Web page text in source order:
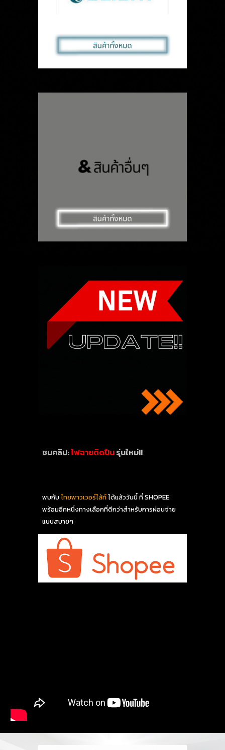
ชมคลิป: ไฟฉายติดปืน รุ่นใหม่!!
พบกับ ไทยพาวเวอร์ไล้ท์ ได้แล้ววันนี้ ที่ SHOPEE
พร้อมอีกหนึ่งทางเลือกที่ดีกว่าสำหรับการผ่อนจ่าย
แบบสบายๆ